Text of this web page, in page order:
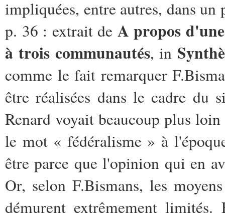
impliquées, entre autres, dans
p. 36 : extrait de A propos
à trois communautés, in
comme le fait remarquer
être réalisées dans le cadre du
Renard voyait beaucoup plus
le mot « fédéralisme » à
être parce que l'opinion qui en
Or, selon F.Bismans, les
démurent extrêmement